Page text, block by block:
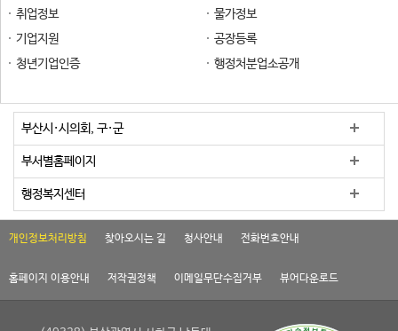
취업정보
물가정보
기업지원
공장등록
청년기업인증
행정처분업소공개
부산시·시의회, 구·군
부서별홈페이지
행정복지센터
개인정보처리방침 찾아오시는 길 청사안내 전화번호안내
홈페이지 이용안내 저작권정책 이메일무단수집거부 뷰어다운로드